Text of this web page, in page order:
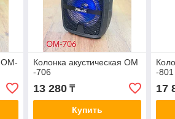
Колонка акустическая ОМ
-706
13 280₸
Купить
-801
17